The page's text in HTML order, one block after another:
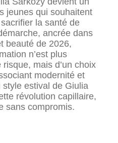
jeunes qui souhaitent
la santé de
ancrée dans
beauté de 2026,
n’est plus
mais d’un choix
modernité et
estival de Giulia
révolution capillaire,
sans compromis.